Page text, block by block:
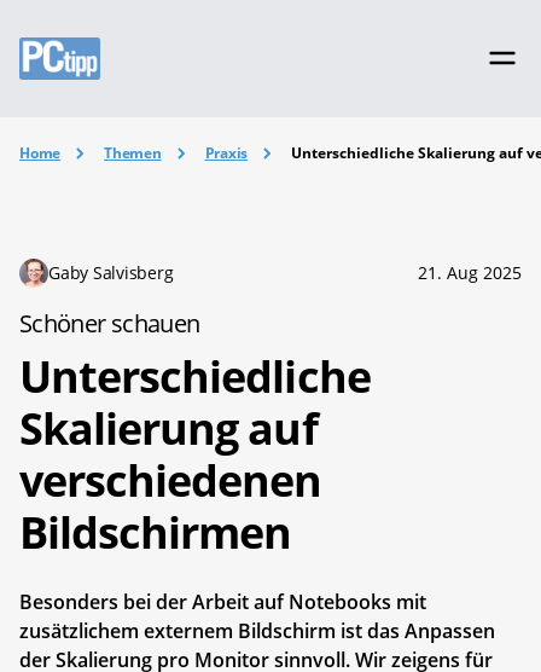
Home Themen Praxis Unterschiedliche Skalierung auf
Gaby Salvisberg 21. Aug 2025
Schöner schauen
Unterschiedliche
Skalierung auf
verschiedenen
Bildschirmen
Besonders bei der Arbeit auf Notebooks mit
zusätzlichem externem Bildschirm ist das Anpassen
der Skalierung pro Monitor sinnvoll. Wir zeigens für